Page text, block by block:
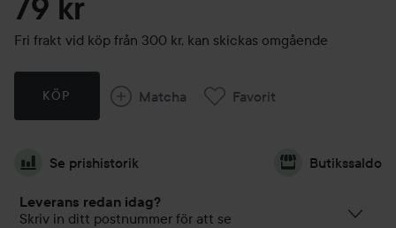
79 kr
Fri frakt vid köp från 300 kr, kan skickas omgående
KÖP Matcha Favorit
Se prishistorik Butikssaldo
Leverans redan idag?
Skriv in ditt postnummer för att se